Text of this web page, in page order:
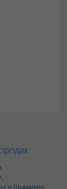
,
в Шымкенте